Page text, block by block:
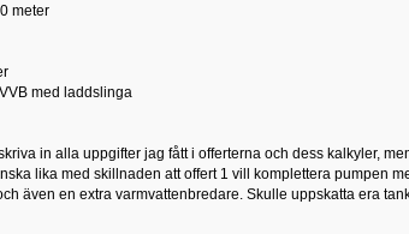
meter
med laddslinga
in alla uppgifter jag fått i offerterna och dess kalkyler,
lika med skillnaden att offert 1 vill komplettera pumpen
även en extra varmvattenbredare. Skulle uppskatta era